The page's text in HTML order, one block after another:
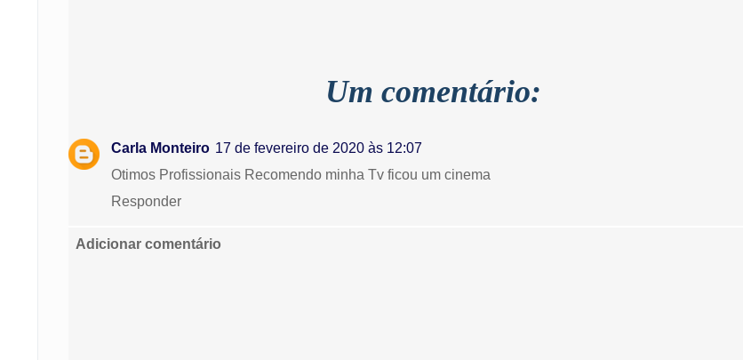
Um comentário:
Carla Monteiro 17 de fevereiro de 2020 às 12:07
Otimos Profissionais Recomendo minha Tv ficou um cinema
Responder
Adicionar comentário